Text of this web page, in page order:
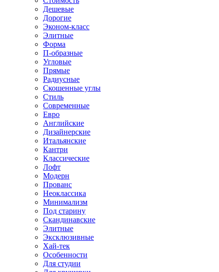
Дешевые
Дорогие
Эконом-класс
Элитные
Форма
П-образные
Угловые
Прямые
Радиусные
Скошенные углы
Стиль
Современные
Евро
Английские
Дизайнерские
Итальянские
Кантри
Классические
Лофт
Модерн
Прованс
Неоклассика
Минимализм
Под старину
Скандинавские
Элитные
Эксклюзивные
Хай-тек
Особенности
Для студии